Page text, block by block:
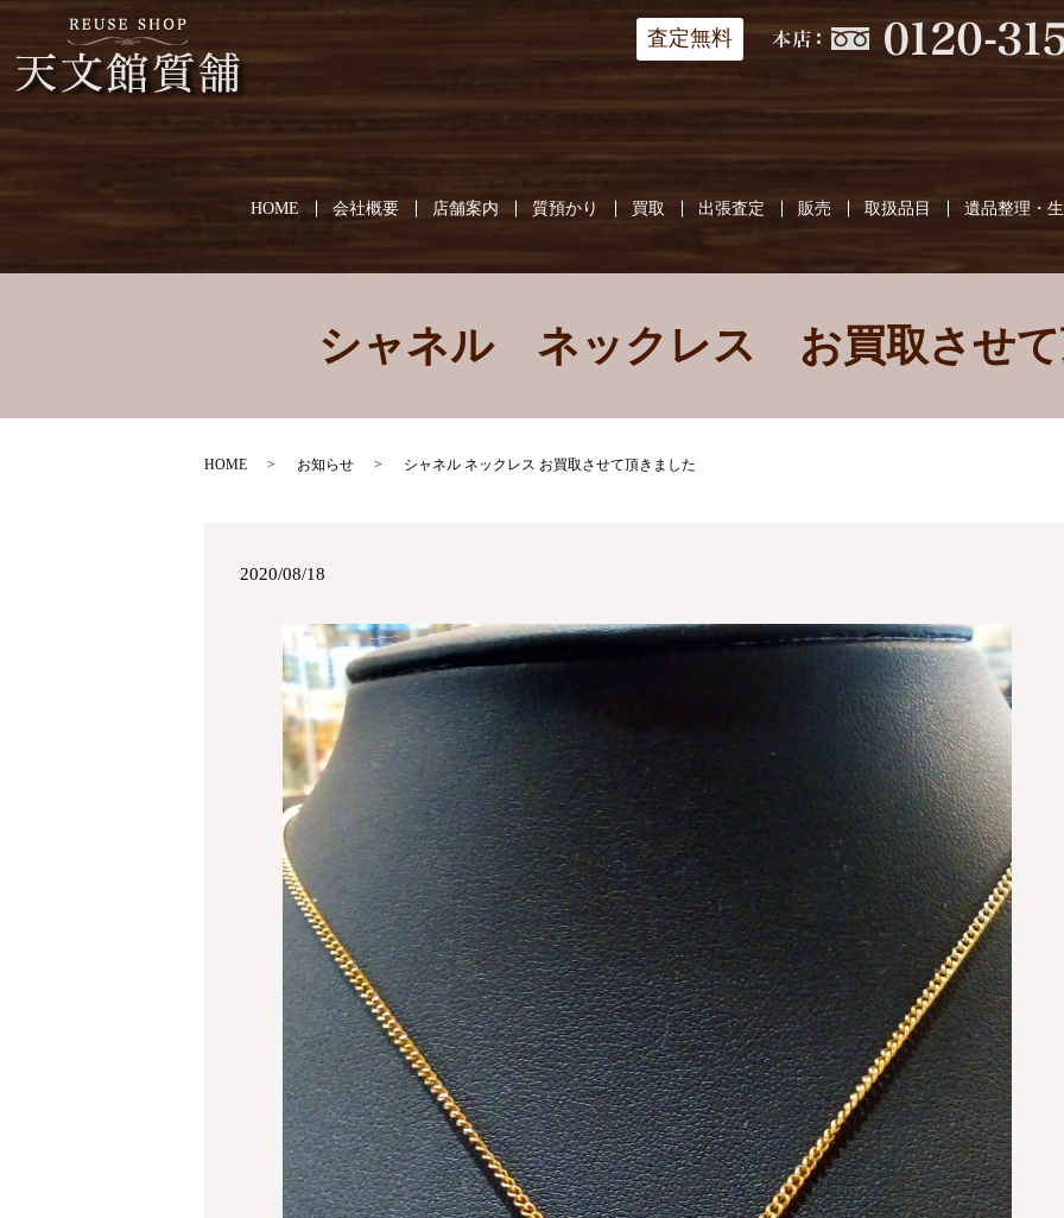
HOME 会社概要 店舗案内 質預かり 買取 出張査定 販売 取扱品目 遺品整理・
査定無料
シャネル ネックレス お買取させて
HOME お知らせ シャネル ネックレス お買取させて頂きました
2020/08/18